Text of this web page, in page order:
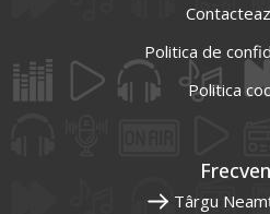
Politica de
Politica
Târgu